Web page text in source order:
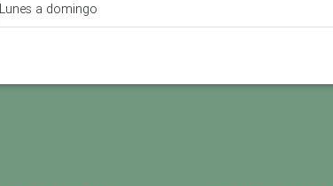
Lunes a domingo